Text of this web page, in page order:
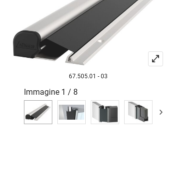
67.505.01 - 03
Immagine 1 / 8